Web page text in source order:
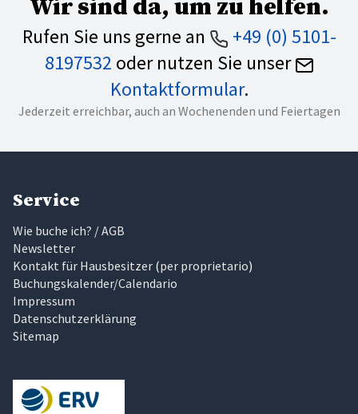
Wir sind da, um zu helfen.
Rufen Sie uns gerne an
+49 (0) 5101-
8197532 oder nutzen Sie unser
Kontaktformular.
Jederzeit erreichbar, auch an Wochenenden und Feiertagen
Service
Wie buche ich? / AGB
Newsletter
Kontakt für Hausbesitzer (per proprietario)
Buchungskalender/Calendario
Impressum
Datenschutzerklärung
Sitemap